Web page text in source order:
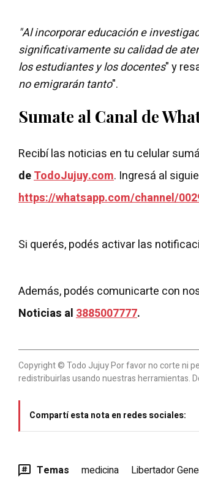
"Al incorporar educación e
significativamente su calidad de
los estudiantes y los docentes" y
no emigrarán tanto".
Sumate al Canal de
Recibí las noticias en tu celular
deTodoJujuy.com. Ingresá al
https://whatsapp.com/channel/
Si querés, podés activar las
Además, podés comunicarte con
Noticias al3885007777.
Copyright © Todo Jujuy Por favor no corte ni
redistribuirlas usando nuestras herramientas.
Compartí esta nota en redes sociales:
Temas medicina Libertador